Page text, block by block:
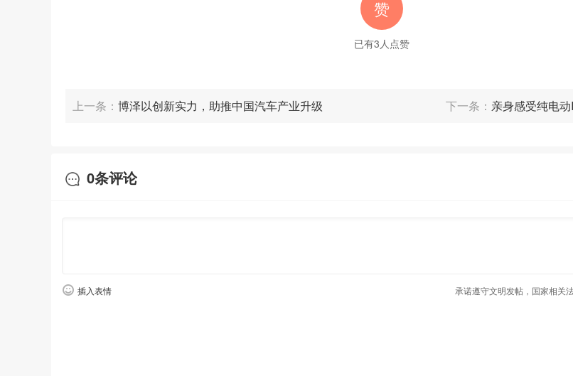
极敏捷。有研究表明,北极狐是雪地行进速度最快的陆行动物之一。为了在冰雪环境中捕食旅鼠、海雀等猎物,北
赞
已有3人点赞
上一条： 博泽以创新实力，助推中国汽车产业升级 下一条： 亲身感受纯电
0条评论
插入表情 承诺遵守文明发帖，国家相关